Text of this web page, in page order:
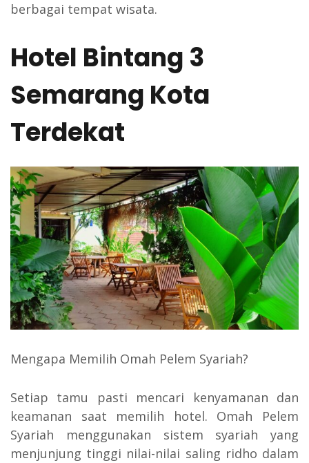
berbagai tempat wisata.
Hotel Bintang 3
Semarang Kota
Terdekat
Mengapa Memilih Omah Pelem Syariah?
Setiap tamu pasti mencari kenyamanan dan
keamanan saat memilih hotel. Omah Pelem
Syariah menggunakan sistem syariah yang
menjunjung tinggi nilai-nilai saling ridho dalam